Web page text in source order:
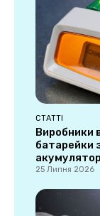
СТАТТІ
Виробники
батарейки
25 Липня 2026